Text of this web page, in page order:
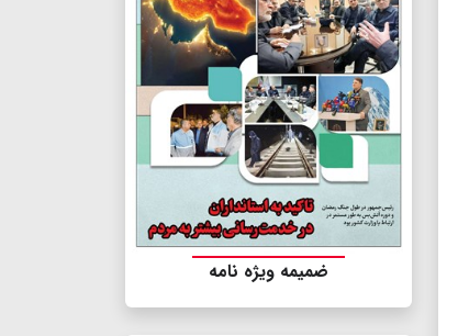
ضمیمه ویژه نامه